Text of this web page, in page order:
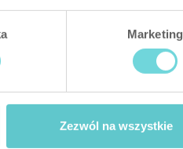
Marketing
Zezwól na wszystkie